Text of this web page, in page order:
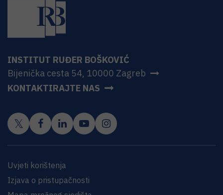
INSTITUT RUĐER BOŠKOVIĆ
Bijenička cesta 54, 10000 Zagreb
KONTAKTIRAJTE NAS
Uvjeti korištenja
Izjava o pristupačnosti